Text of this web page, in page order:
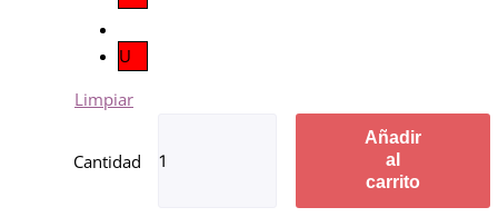
U
Limpiar
Añadir
al
carrito